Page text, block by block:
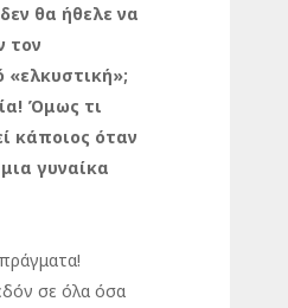
θα ήθελε να
τον
«ελκυστική»;
Όμως τι
κάποιος όταν
γυναίκα
σε όλα όσα